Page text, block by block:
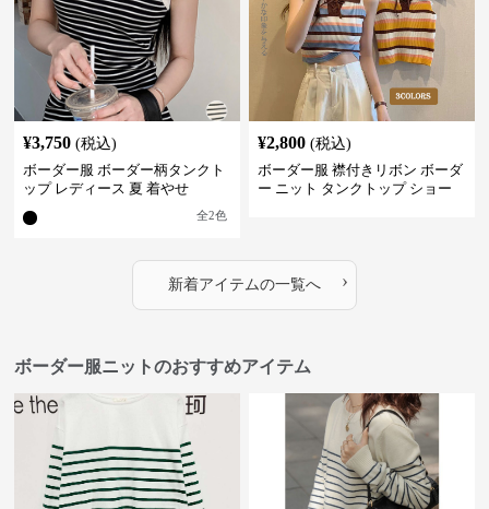
¥3,750 (税込)
ボーダー服 ボーダー柄タンクト
ップ レディース 夏 着やせ
全2色
¥2,800 (税込)
ボーダー服 襟付きリボン ボーダ
ー ニット タンクトップ ショー
新着アイテムの一覧へ ›
ボーダー服ニットのおすすめアイテム